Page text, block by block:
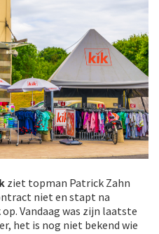
ziet topman Patrick Zahn
niet en stapt na
Vandaag was zijn laatste
het is nog niet bekend wie